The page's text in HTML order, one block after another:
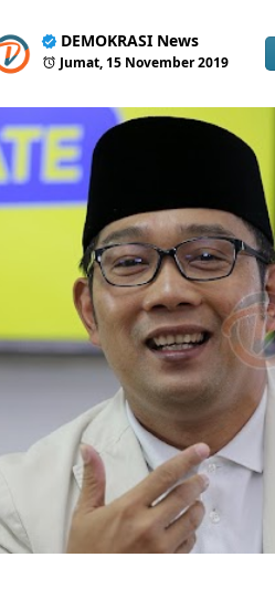
DEMOKRASI News
Jumat, 15 November 2019